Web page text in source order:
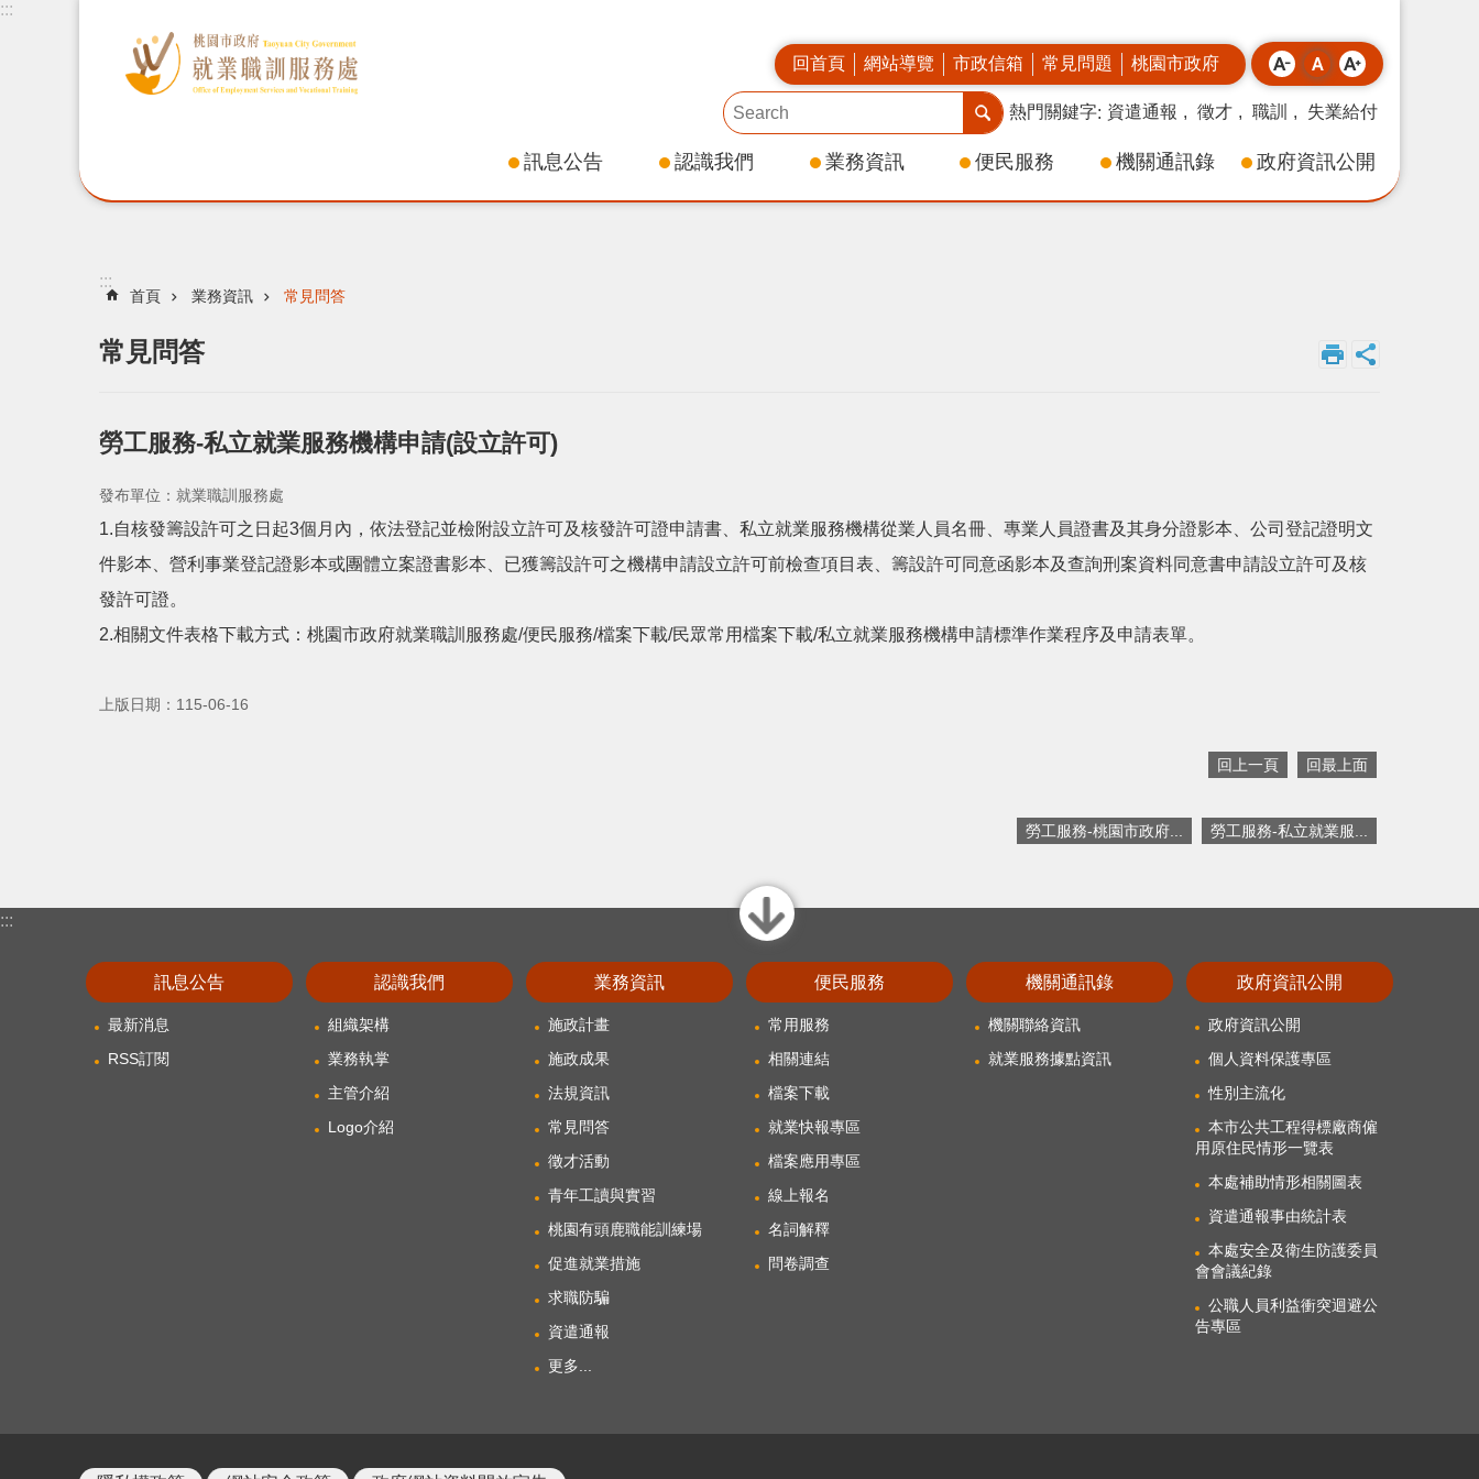
:::
回首頁 網站導覽 市政信箱 常見問題 桃園市政府
熱門關鍵字 資遣通報 徵才 職訓 失業給付
訊息公告 認識我們 業務資訊 便民服務 機關通訊錄 政府資訊公開
:::
首頁 業務資訊 常見問答
常見問答
勞工服務-私立就業服務機構申請(設立許可)
發布單位：就業職訓服務處
1.自核發籌設許可之日起3個月內，依法登記並檢附設立許可及核發許可證申請書、私立就業服務機構從業人員名冊、專業人員證書及其身分證影本、公司登記證明文
件影本、營利事業登記證影本或團體立案證書影本、已獲籌設許可之機構申請設立許可前檢查項目表、籌設許可同意函影本及查詢刑案資料同意書申請設立許可及核
發許可證。
2.相關文件表格下載方式：桃園市政府就業職訓服務處/便民服務/檔案下載/民眾常用檔案下載/私立就業服務機構申請標準作業程序及申請表單。
上版日期：115-06-16
回上一頁 回最上面
勞工服務-桃園市政府... 勞工服務-私立就業服...
:::
訊息公告
最新消息
RSS訂閱
認識我們
組織架構
業務執掌
主管介紹
Logo介紹
業務資訊
施政計畫
施政成果
法規資訊
常見問答
徵才活動
青年工讀與實習
桃園有頭鹿職能訓練場
促進就業措施
求職防騙
資遣通報
更多...
便民服務
常用服務
相關連結
檔案下載
就業快報專區
檔案應用專區
線上報名
名詞解釋
問卷調查
機關通訊錄
機關聯絡資訊
就業服務據點資訊
政府資訊公開
政府資訊公開
個人資料保護專區
性別主流化
本市公共工程得標廠商僱
用原住民情形一覽表
本處補助情形相關圖表
資遣通報事由統計表
本處安全及衛生防護委員
會會議紀錄
公職人員利益衝突迴避公
告專區